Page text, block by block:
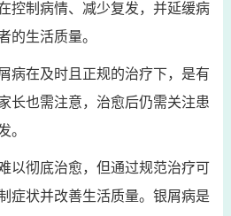
控制病情、减少复发，并延缓病
的生活质量。
病在及时且正规的治疗下，是有
长也需注意，治愈后仍需关注患
。
以彻底治愈，但通过规范治疗可
症状并改善生活质量。银屑病是